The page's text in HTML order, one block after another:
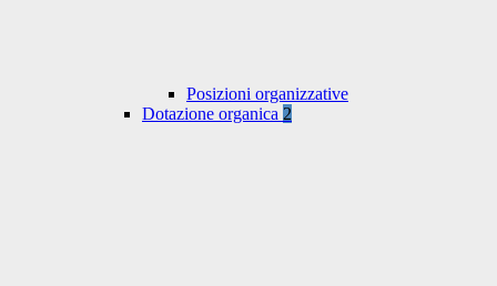
Posizioni organizzative
Dotazione organica 2